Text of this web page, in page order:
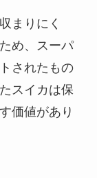
まりにく
め、スーパ
されたもの
スイカは保
価値があり